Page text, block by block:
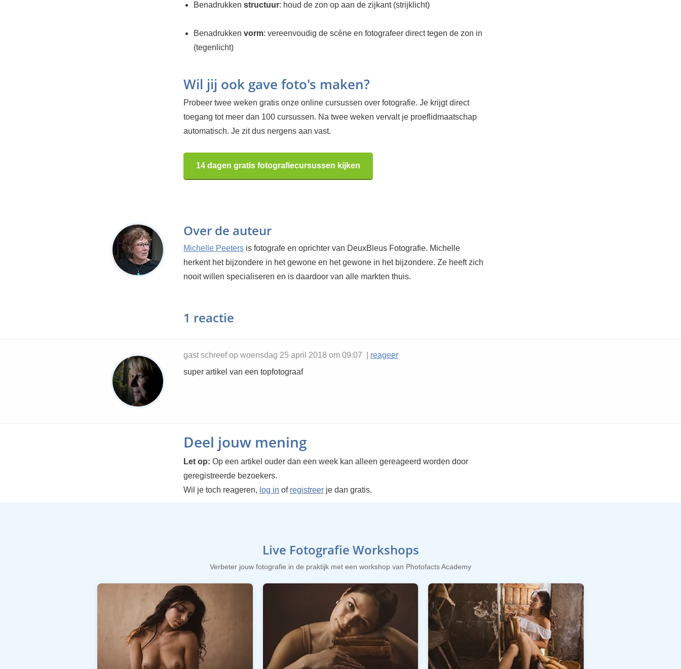
Benadrukken structuur: houd de zon op aan de zijkant (strijklicht)
Benadrukken vorm: vereenvoudig de scène en fotografeer direct tegen de zon in
(tegenlicht)
Wil jij ook gave foto's maken?
Probeer twee weken gratis onze online cursussen over fotografie. Je krijgt direct
toegang tot meer dan 100 cursussen. Na twee weken vervalt je proeflidmaatschap
automatisch. Je zit dus nergens aan vast.
14 dagen gratis fotografiecursussen kijken
Over de auteur
Michelle Peeters is fotografe en oprichter van DeuxBleus Fotografie. Michelle
herkent het bijzondere in het gewone en het gewone in het bijzondere. Ze heeft zich
nooit willen specialiseren en is daardoor van alle markten thuis.
1 reactie
gast schreef op woensdag 25 april 2018 om 09:07 | reageer
super artikel van een topfotograaf
Deel jouw mening
Let op: Op een artikel ouder dan een week kan alleen gereageerd worden door
geregistreerde bezoekers.
Wil je toch reageren, log in of registreer je dan gratis.
Live Fotografie Workshops
Verbeter jouw fotografie in de praktijk met een workshop van Photofacts Academy